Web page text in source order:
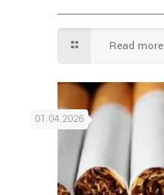
Read more
01.04.2026